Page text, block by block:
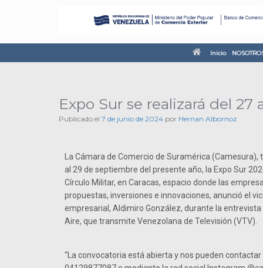
Inicio
Expo Sur se realizará del
Publicado el 7 de junio de 2024 por Hernan Albornoz
La Cámara de Comercio de Suramérica
al 29 de septiembre del presente año, la Expo Sur
Círculo Militar, en Caracas, espacio donde las
propuestas, inversiones e innovaciones, anunció el
empresarial, Aldimiro González, durante la
Aire, que transmite Venezolana de Televisión (VTV).
“La convocatoria está abierta y nos pueden